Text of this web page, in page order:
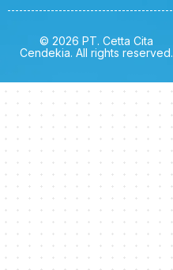
© 2026 PT. Cetta Cita
Cendekia. All rights reserved.